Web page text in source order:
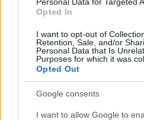
Opted In
I want to opt-out of
Retention, Sale, and/or
Personal Data that Is
Purposes for which it was
Opted Out
Google consents
I want to allow Google to